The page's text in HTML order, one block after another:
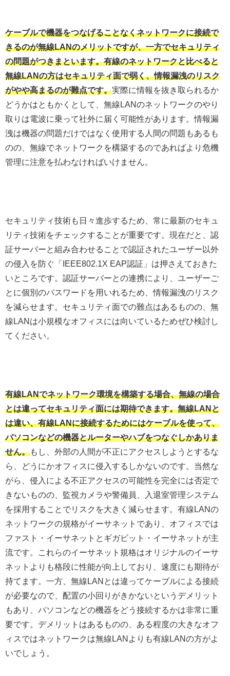
ケーブルで機器をつなげることなくネットワークに接続で
きるのが無線LANのメリットですが、一方でセキュリティ
の問題がつきまといます。有線のネットワークと比べると
無線LANの方はセキュリティ面で弱く、情報漏洩のリスク
がやや高まるのが難点です。実際に情報を抜き取られるか
どうかはともかくとして、無線LANのネットワークのやり
取りは電波に乗って社外に届く可能性があります。情報漏
洩は機器の問題だけではなく使用する人間の問題もあるも
のの、無線でネットワークを構築するのであればより危機
管理に注意を払わなければいけません。
セキュリティ技術も日々進歩するため、常に最新のセキュ
リティ技術をチェックすることが重要です。現在だと、認
証サーバーと組み合わせることで認証されたユーザー以外
の侵入を防ぐ「IEEE802.1X EAP認証」は押さえておきた
いところです。認証サーバーとの連携により、ユーザーご
とに個別のパスワードを用いれるため、情報漏洩のリスク
を減らせます。セキュリティ面での難点はあるものの、無
線LANは小規模なオフィスには向いているためぜひ検討し
てください。
有線LANでネットワーク環境を構築する場合、無線の場合
とは違ってセキュリティ面には期待できます。無線LANと
は違い、有線LANに接続するためにはケーブルを使って、
パソコンなどの機器とルーターやハブをつなぐしかありま
せん。もし、外部の人間が不正にアクセスしようとするな
ら、どうにかオフィスに侵入するしかないのです。当然な
がら、侵入による不正アクセスの可能性を完全には否定で
きないものの、監視カメラや警備員、入退室管理システム
を採用することでリスクを大きく減らせます。有線LANの
ネットワークの規格がイーサネットであり、オフィスでは
ファスト・イーサネットとギガビット・イーサネットが主
流です。これらのイーサネット規格はオリジナルのイーサ
ネットよりも格段に性能が向上しており、速度にも期待が
持てます。一方、無線LANとは違ってケーブルによる接続
が必要なので、配置の小回りがきかないというデメリット
もあり、パソコンなどの機器をどう接続するかは非常に重
要です。デメリットはあるものの、ある程度の大きなオフ
ィスではネットワークは無線LANよりも有線LANの方がよ
いでしょう。